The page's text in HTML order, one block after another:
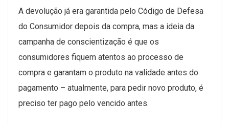
A devolução já era garantida pelo Código de Defesa
do Consumidor depois da compra, mas a ideia da
campanha de conscientização é que os
consumidores fiquem atentos ao processo de
compra e garantam o produto na validade antes do
pagamento – atualmente, para pedir novo produto, é
preciso ter pago pelo vencido antes.